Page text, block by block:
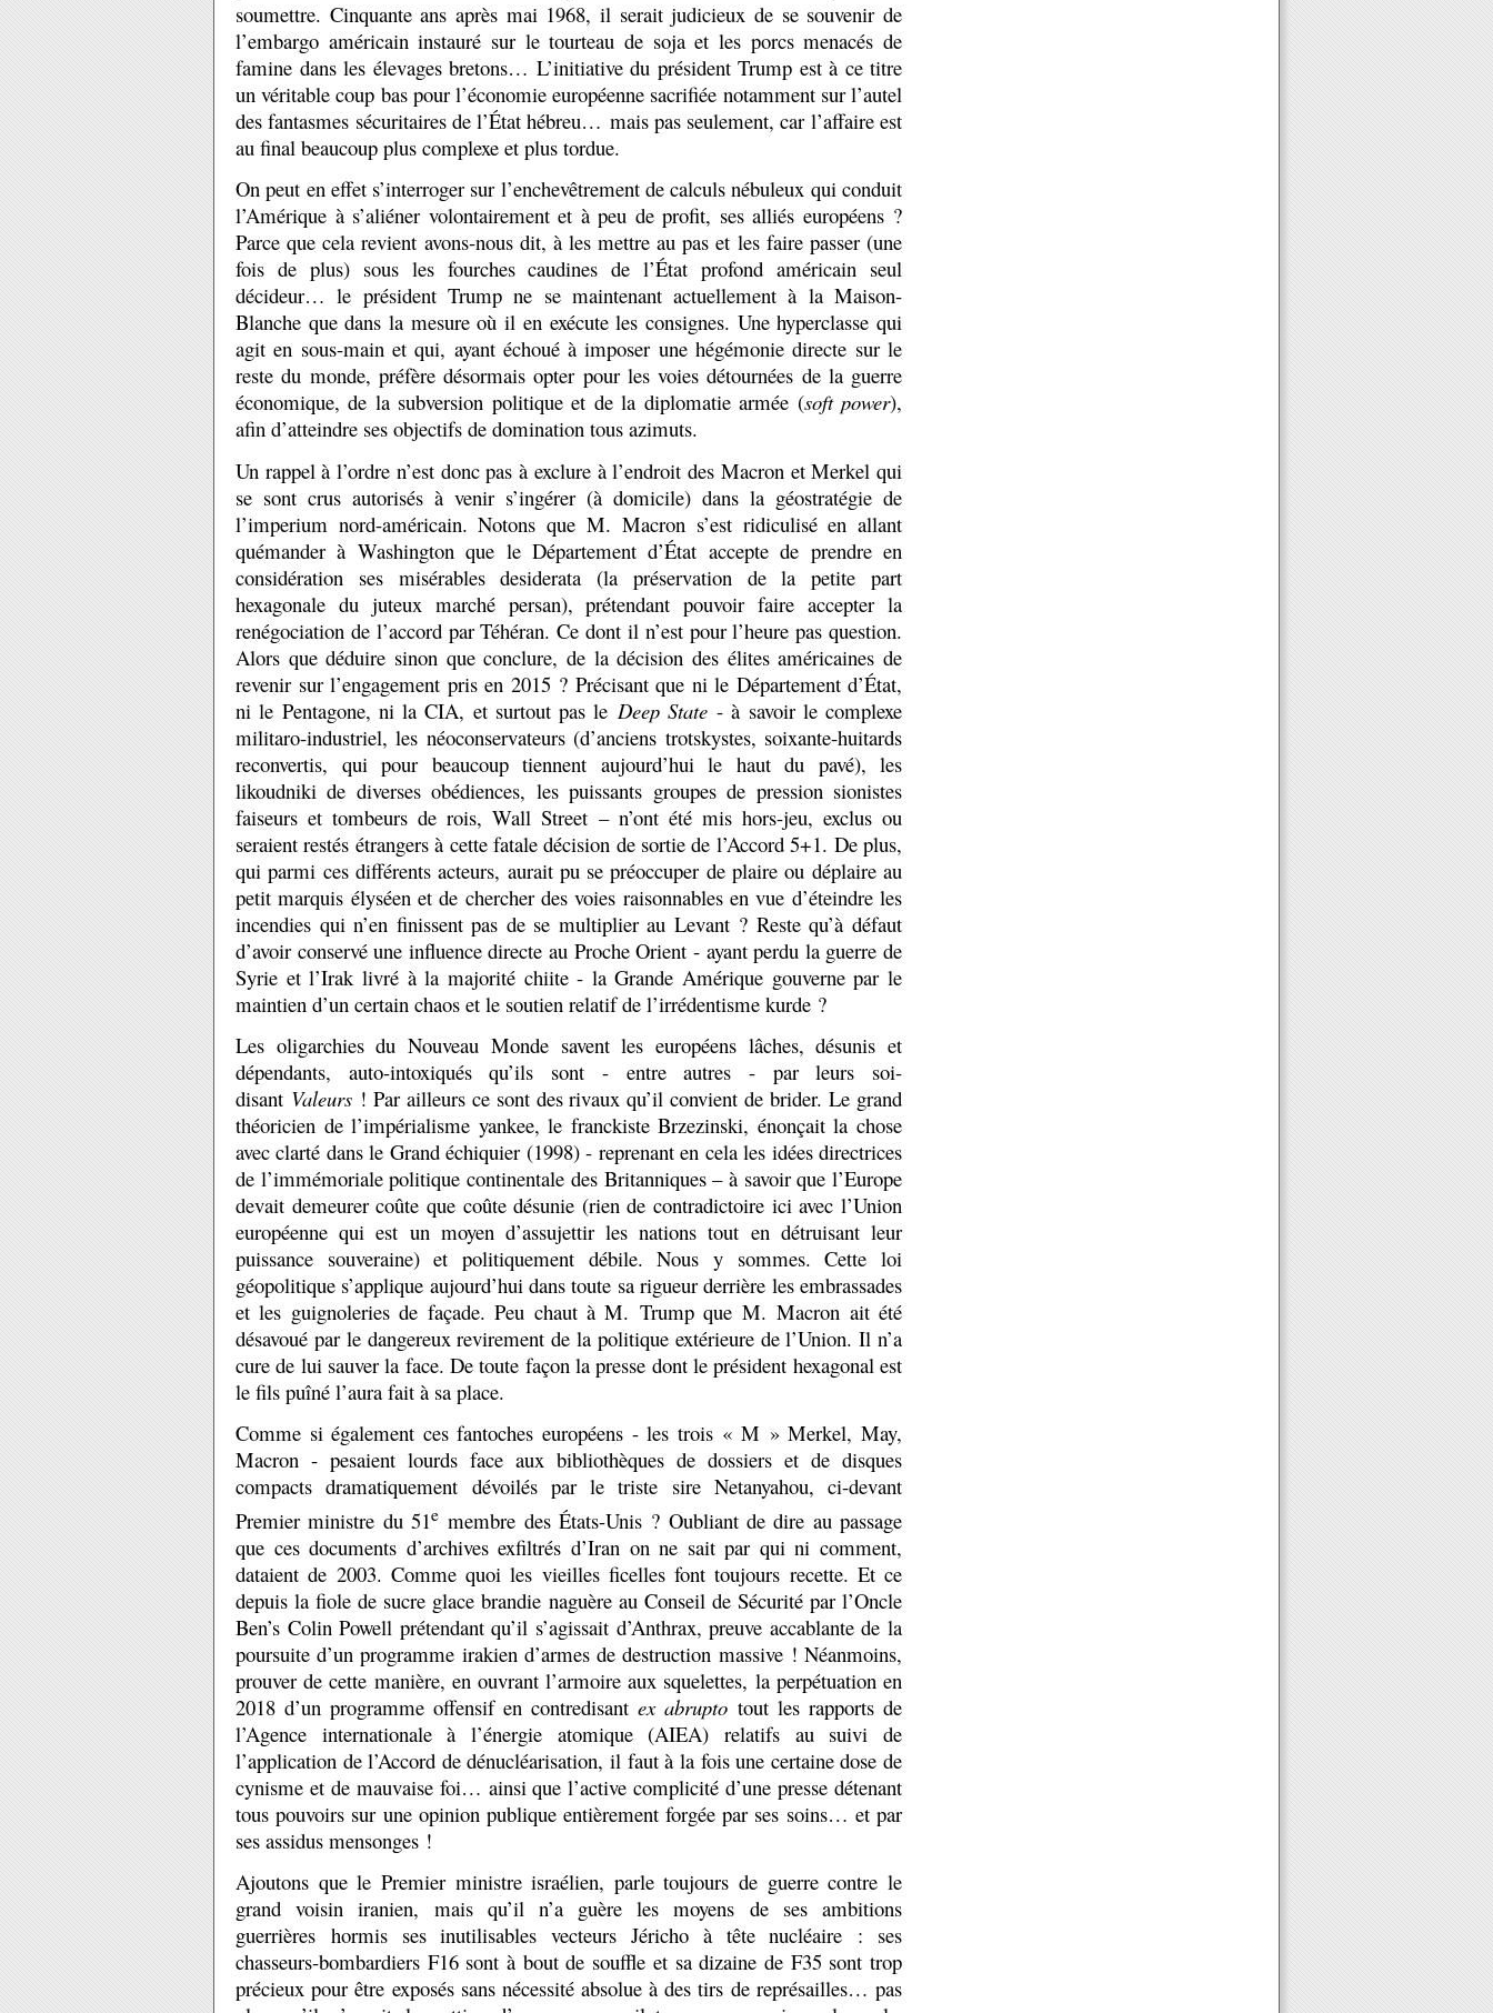
soumettre. Cinquante ans après mai 1968, il serait judicieux de se souvenir de
l’embargo américain instauré sur le tourteau de soja et les porcs menacés de
famine dans les élevages bretons… L’initiative du président Trump est à ce titre
un véritable coup bas pour l’économie européenne sacrifiée notamment sur l’autel
des fantasmes sécuritaires de l’État hébreu… mais pas seulement, car l’affaire est
au final beaucoup plus complexe et plus tordue.
On peut en effet s’interroger sur l’enchevêtrement de calculs nébuleux qui conduit
l’Amérique à s’aliéner volontairement et à peu de profit, ses alliés européens ?
Parce que cela revient avons-nous dit, à les mettre au pas et les faire passer (une
fois de plus) sous les fourches caudines de l’État profond américain seul
décideur… le président Trump ne se maintenant actuellement à la Maison-
Blanche que dans la mesure où il en exécute les consignes. Une hyperclasse qui
agit en sous-main et qui, ayant échoué à imposer une hégémonie directe sur le
reste du monde, préfère désormais opter pour les voies détournées de la guerre
économique, de la subversion politique et de la diplomatie armée (soft power),
afin d’atteindre ses objectifs de domination tous azimuts.
Un rappel à l’ordre n’est donc pas à exclure à l’endroit des Macron et Merkel qui
se sont crus autorisés à venir s’ingérer (à domicile) dans la géostratégie de
l’imperium nord-américain. Notons que M. Macron s’est ridiculisé en allant
quémander à Washington que le Département d’État accepte de prendre en
considération ses misérables desiderata (la préservation de la petite part
hexagonale du juteux marché persan), prétendant pouvoir faire accepter la
renégociation de l’accord par Téhéran. Ce dont il n’est pour l’heure pas question.
Alors que déduire sinon que conclure, de la décision des élites américaines de
revenir sur l’engagement pris en 2015 ? Précisant que ni le Département d’État,
ni le Pentagone, ni la CIA, et surtout pas le Deep State- à savoir le complexe
militaro-industriel, les néoconservateurs (d’anciens trotskystes, soixante-huitards
reconvertis, qui pour beaucoup tiennent aujourd’hui le haut du pavé), les
likoudniki de diverses obédiences, les puissants groupes de pression sionistes
faiseurs et tombeurs de rois, Wall Street – n’ont été mis hors-jeu, exclus ou
seraient restés étrangers à cette fatale décision de sortie de l’Accord 5+1. De plus,
qui parmi ces différents acteurs, aurait pu se préoccuper de plaire ou déplaire au
petit marquis élyséen et de chercher des voies raisonnables en vue d’éteindre les
incendies qui n’en finissent pas de se multiplier au Levant ? Reste qu’à défaut
d’avoir conservé une influence directe au Proche Orient - ayant perdu la guerre de
Syrie et l’Irak livré à la majorité chiite - la Grande Amérique gouverne par le
maintien d’un certain chaos et le soutien relatif de l’irrédentisme kurde ?
Les oligarchies du Nouveau Monde savent les européens lâches, désunis et
dépendants, auto-intoxiqués qu’ils sont - entre autres - par leurs soi-
disant Valeurs! Par ailleurs ce sont des rivaux qu’il convient de brider. Le grand
théoricien de l’impérialisme yankee, le franckiste Brzezinski, énonçait la chose
avec clarté dans le Grand échiquier (1998) - reprenant en cela les idées directrices
de l’immémoriale politique continentale des Britanniques – à savoir que l’Europe
devait demeurer coûte que coûte désunie (rien de contradictoire ici avec l’Union
européenne qui est un moyen d’assujettir les nations tout en détruisant leur
puissance souveraine) et politiquement débile. Nous y sommes. Cette loi
géopolitique s’applique aujourd’hui dans toute sa rigueur derrière les embrassades
et les guignoleries de façade. Peu chaut à M. Trump que M. Macron ait été
désavoué par le dangereux revirement de la politique extérieure de l’Union. Il n’a
cure de lui sauver la face. De toute façon la presse dont le président hexagonal est
le fils puîné l’aura fait à sa place.
Comme si également ces fantoches européens - les trois « M » Merkel, May,
Macron - pesaient lourds face aux bibliothèques de dossiers et de disques
compacts dramatiquement dévoilés par le triste sire Netanyahou, ci-devant
Premier ministre du 51e membre des États-Unis ? Oubliant de dire au passage
que ces documents d’archives exfiltrés d’Iran on ne sait par qui ni comment,
dataient de 2003. Comme quoi les vieilles ficelles font toujours recette. Et ce
depuis la fiole de sucre glace brandie naguère au Conseil de Sécurité par l’Oncle
Ben’s Colin Powell prétendant qu’il s’agissait d’Anthrax, preuve accablante de la
poursuite d’un programme irakien d’armes de destruction massive ! Néanmoins,
prouver de cette manière, en ouvrant l’armoire aux squelettes, la perpétuation en
2018 d’un programme offensif en contredisantex abrupto tout les rapports de
l’Agence internationale à l’énergie atomique (AIEA) relatifs au suivi de
l’application de l’Accord de dénucléarisation, il faut à la fois une certaine dose de
cynisme et de mauvaise foi… ainsi que l’active complicité d’une presse détenant
tous pouvoirs sur une opinion publique entièrement forgée par ses soins… et par
ses assidus mensonges !
Ajoutons que le Premier ministre israélien, parle toujours de guerre contre le
grand voisin iranien, mais qu’il n’a guère les moyens de ses ambitions
guerrières hormis ses inutilisables vecteurs Jéricho à tête nucléaire : ses
chasseurs-bombardiers F16 sont à bout de souffle et sa dizaine de F35 sont trop
précieux pour être exposés sans nécessité absolue à des tirs de représailles… pas